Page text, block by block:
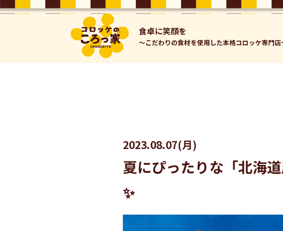
⾷卓に笑顔を
～こだわりの⾷材を使⽤した本格コロッケ専⾨店
2023.08.07(月)
夏にぴったりな「北海
✨